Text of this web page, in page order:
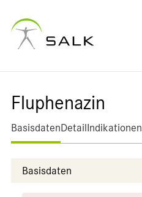
Fluphenazin
BasisdatenDetailIndikationen
Basisdaten